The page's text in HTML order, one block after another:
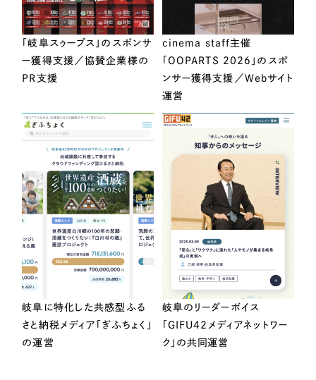
「岐阜スゥープス」のスポンサ
ー獲得支援／協賛企業様の
PR支援
cinema staff主催
「OOPARTS 2026」のスポ
ンサー獲得支援／Webサイト
運営
岐阜に特化した共感型ふる
さと納税メディア「ぎふちょく」
の運営
岐阜のリーダーボイス
「GIFU42メディアネットワー
ク」の共同運営